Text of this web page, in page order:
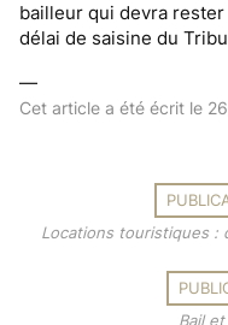
bailleur qui devra
délai de saisine du
—
Cet article a été écrit le
Locations touristiques :
Bail